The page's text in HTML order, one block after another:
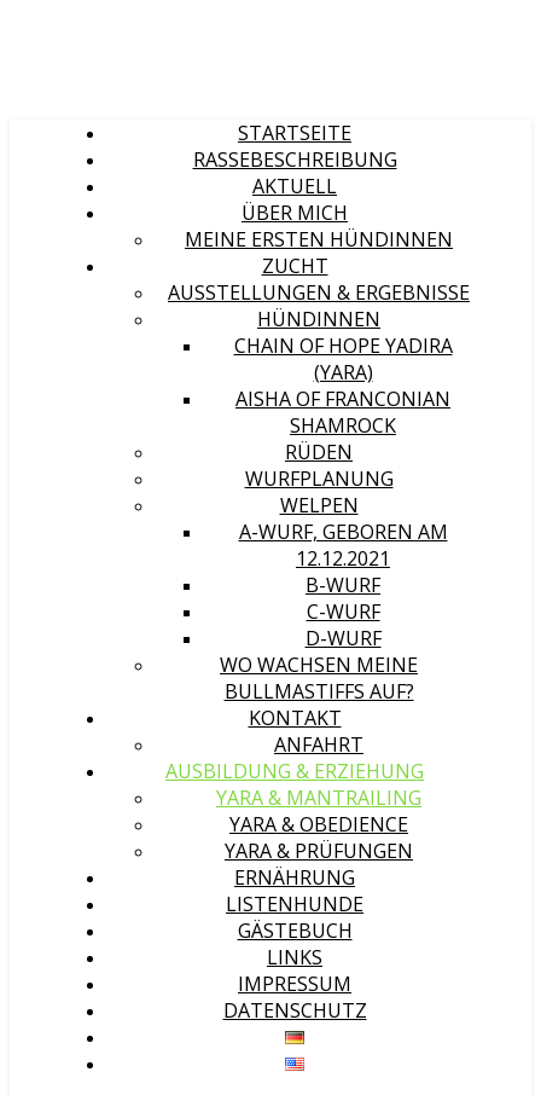
STARTSEITE
RASSEBESCHREIBUNG
AKTUELL
ÜBER MICH
MEINE ERSTEN HÜNDINNEN
ZUCHT
AUSSTELLUNGEN & ERGEBNISSE
HÜNDINNEN
CHAIN OF HOPE YADIRA
(YARA)
AISHA OF FRANCONIAN
SHAMROCK
RÜDEN
WURFPLANUNG
WELPEN
A-WURF, GEBOREN AM
12.12.2021
B-WURF
C-WURF
D-WURF
WO WACHSEN MEINE
BULLMASTIFFS AUF?
KONTAKT
ANFAHRT
AUSBILDUNG & ERZIEHUNG
YARA & MANTRAILING
YARA & OBEDIENCE
YARA & PRÜFUNGEN
ERNÄHRUNG
LISTENHUNDE
GÄSTEBUCH
LINKS
IMPRESSUM
DATENSCHUTZ